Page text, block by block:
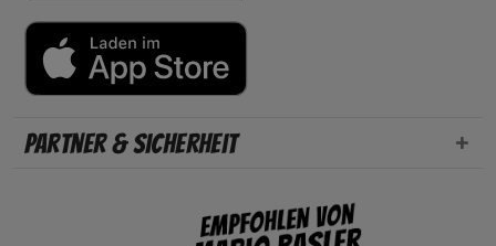
Partner & Sicherheit